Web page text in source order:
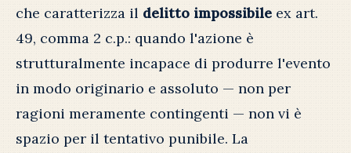
che caratterizza il delitto impossibile ex art.
49, comma 2 c.p.: quando l'azione è
strutturalmente incapace di produrre l'evento
in modo originario e assoluto — non per
ragioni meramente contingenti — non vi è
spazio per il tentativo punibile. La